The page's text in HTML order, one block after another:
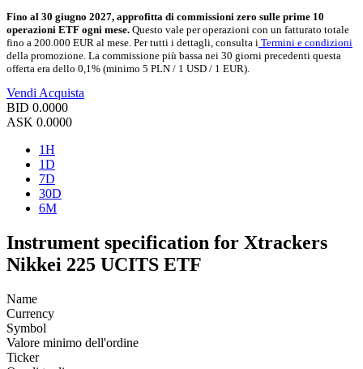
Fino al 30 giugno 2027, approfitta di commissioni zero sulle prime 10
operazioni ETF ogni mese. Questo vale per operazioni con un fatturato totale
fino a 200.000 EUR al mese. Per tutti i dettagli, consulta i Termini e condizioni
della promozione. La commissione più bassa nei 30 giorni precedenti questa
offerta era dello 0,1% (minimo 5 PLN / 1 USD / 1 EUR).
Vendi Acquista
BID 0.0000
ASK 0.0000
1H
1D
7D
30D
6M
Instrument specification for Xtrackers
Nikkei 225 UCITS ETF
Name
Currency
Symbol
Valore minimo dell'ordine
Ticker